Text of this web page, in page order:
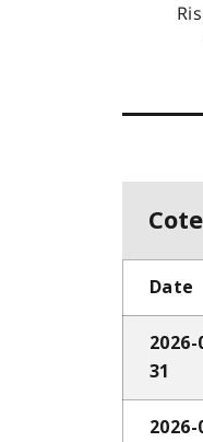
Date
2026-
31
2026-